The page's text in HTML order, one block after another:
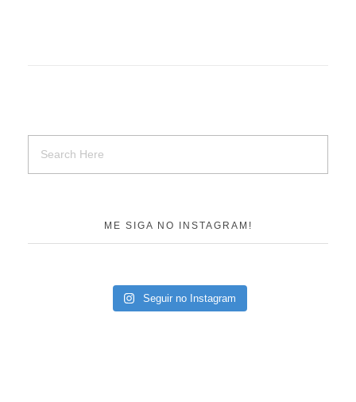
ME SIGA NO INSTAGRAM!
Seguir no Instagram